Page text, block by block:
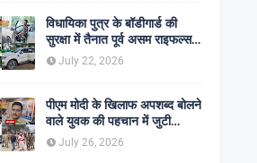
विधायिका पुत्र के बॉडीगार्ड की
सुरक्षा में तैनात पूर्व असम राइफल्स
जवान की गोली मारकर हत्या,
सहकर्मी अंगरक्षक गिरफ्तार
July 22, 2026
पीएम मोदी के खिलाफ अपशब्द बोलने
वाले युवक की पहचान में जुटी
पुलिस, बक्सर एसपी ने दिए सख्त
कार्रवाई के संकेत
July 26, 2026